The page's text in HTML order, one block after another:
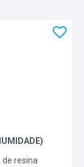
resina